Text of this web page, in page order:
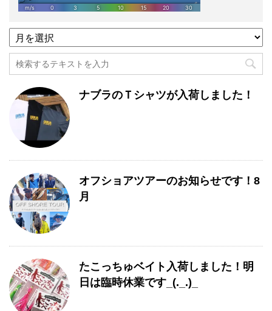
過
去
記
事
別
ナブラのＴシャツが入荷しました！
オフショアツアーのお知らせです！8
月
たこっちゅベイト入荷しました！明
日は臨時休業です_(._.)_